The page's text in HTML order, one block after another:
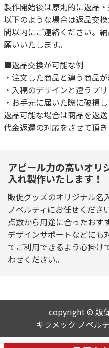
製作開始後は原則的に返品
以下のような場合は返品交
間以内にご連絡ください。
願いいたします。
■返品交換が可能な例
・注文した商品と違う商品
・入稿のデザインと違うプ
・お手元に届いた際に破損
返品可能な場合は商品を返
代金返還の対応をさせて頂き
アピール力の高いオリ
入れ製作いたします！
販促グッズのオリジナル名
ノベルティにお任せくださ
点数から用途に合ったおす
デザインサポートなどにも
てご利用できるよう心掛け
わせください。
copyright © 販
キラメック ノベル